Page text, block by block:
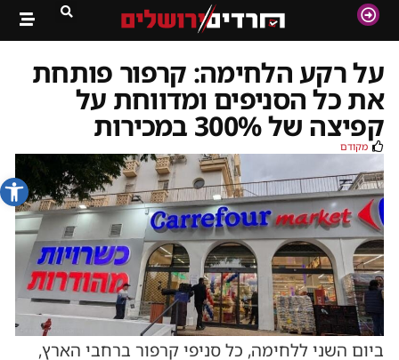
פתח
על רקע הלחימה: קרפור פותחת
את כל הסניפים ומדווחת על
קפיצה של 300% במכירות
מקודם
ביום השני ללחימה, כל סניפי קרפור ברחבי הארץ,